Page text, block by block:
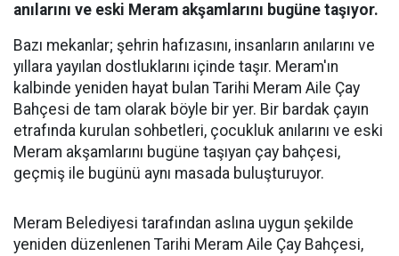
anılarını ve eski Meram akşamlarını bugüne taşıyor.
Bazı mekanlar; şehrin hafızasını, insanların anılarını ve
yıllara yayılan dostluklarını içinde taşır. Meram'ın
kalbinde yeniden hayat bulan Tarihi Meram Aile Çay
Bahçesi de tam olarak böyle bir yer. Bir bardak çayın
etrafında kurulan sohbetleri, çocukluk anılarını ve eski
Meram akşamlarını bugüne taşıyan çay bahçesi,
geçmiş ile bugünü aynı masada buluşturuyor.
Meram Belediyesi tarafından aslına uygun şekilde
yeniden düzenlenen Tarihi Meram Aile Çay Bahçesi,